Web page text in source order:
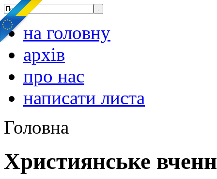
на головну
архів
про нас
написати листа
Головна
Християнське